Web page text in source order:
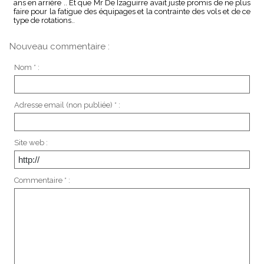
ans en arrière .. Et que Mr De Izaguirre avait juste promis de ne plus
faire pour la fatigue des équipages et la contrainte des vols et de ce
type de rotations..
Nouveau commentaire :
Nom * :
Adresse email (non publiée) * :
Site web :
Commentaire * :